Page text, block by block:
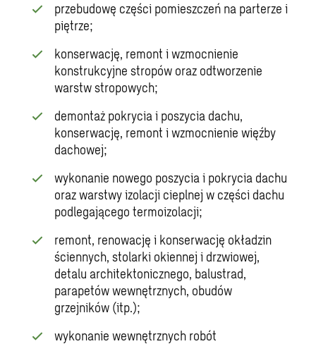
przebudowę części pomieszczeń na parterze i
piętrze;
konserwację, remont i wzmocnienie
konstrukcyjne stropów oraz odtworzenie
warstw stropowych;
demontaż pokrycia i poszycia dachu,
konserwację, remont i wzmocnienie więźby
dachowej;
wykonanie nowego poszycia i pokrycia dachu
oraz warstwy izolacji cieplnej w części dachu
podlegającego termoizolacji;
remont, renowację i konserwację okładzin
ściennych, stolarki okiennej i drzwiowej,
detalu architektonicznego, balustrad,
parapetów wewnętrznych, obudów
grzejników (itp.);
wykonanie wewnętrznych robót